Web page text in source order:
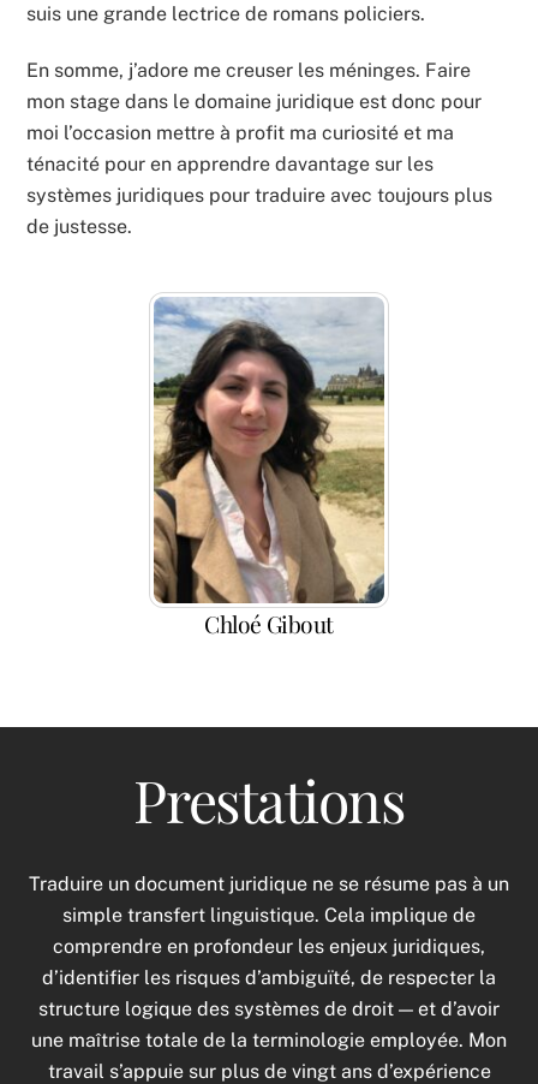
suis une grande lectrice de romans policiers.
En somme, j’adore me creuser les méninges. Faire
mon stage dans le domaine juridique est donc pour
moi l’occasion mettre à profit ma curiosité et ma
ténacité pour en apprendre davantage sur les
systèmes juridiques pour traduire avec toujours plus
de justesse.
Chloé Gibout
Prestations
Traduire un document juridique ne se résume pas à un
simple transfert linguistique. Cela implique de
comprendre en profondeur les enjeux juridiques,
d’identifier les risques d’ambiguïté, de respecter la
structure logique des systèmes de droit — et d’avoir
une maîtrise totale de la terminologie employée. Mon
travail s’appuie sur plus de vingt ans d’expérience